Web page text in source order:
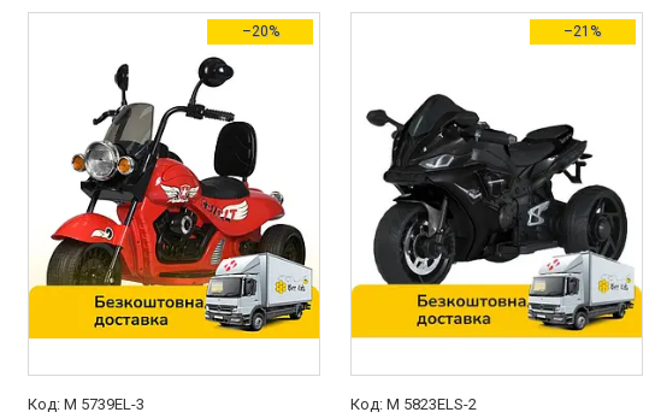
–20%
M 5739EL-3
–21%
M 5823ELS-2